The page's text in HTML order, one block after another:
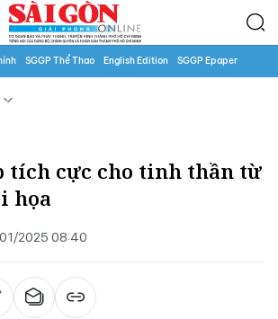
SGGP Thể Thao English Edition SGGP Epaper
tích cực cho tinh thần từ
họa
2025 08:40